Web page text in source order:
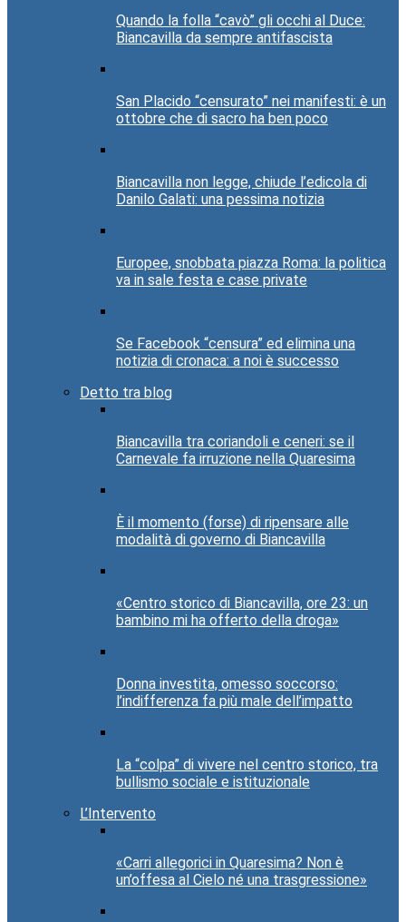
Quando la folla “cavò” gli occhi al Duce:
Biancavilla da sempre antifascista
San Placido “censurato” nei manifesti: è un
ottobre che di sacro ha ben poco
Biancavilla non legge, chiude l’edicola di
Danilo Galati: una pessima notizia
Europee, snobbata piazza Roma: la politica
va in sale festa e case private
Se Facebook “censura” ed elimina una
notizia di cronaca: a noi è successo
Detto tra blog
Biancavilla tra coriandoli e ceneri: se il
Carnevale fa irruzione nella Quaresima
È il momento (forse) di ripensare alle
modalità di governo di Biancavilla
«Centro storico di Biancavilla, ore 23: un
bambino mi ha offerto della droga»
Donna investita, omesso soccorso:
l’indifferenza fa più male dell’impatto
La “colpa” di vivere nel centro storico, tra
bullismo sociale e istituzionale
L’Intervento
«Carri allegorici in Quaresima? Non è
un’offesa al Cielo né una trasgressione»